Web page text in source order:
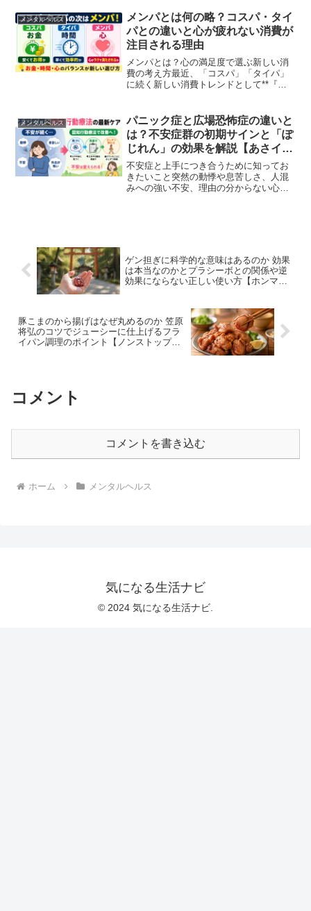
なり、こころの不調が起きやすい時期で
す。それでも「性格の問...
メンタルヘルス
メンパとは何の略？コスパ・タイ
パとの違いと心が疲れない消費が
注目される理由
メンパとは？心の満足度で選ぶ新しい消
費の考え方最近、「コスパ」「タイパ」
に続く新しい消費トレンドとして**『メ
や時間だけでなく「心の負担が少ない
か」「気持ちよく選べる...
メンタルヘルス
パニック症と広場恐怖症の違いと
は？不安症群の初期サインと「ぽ
じれん」の効果を解説【あさイチ
で話題】2026年5月7日
不安症と上手につき合うために知ってお
きたいこと突然の動悸や息苦しさ、人混
みへの強い不安、理由の分からない心配
ゲン担ぎに科学的な意味はあるのか 効果
は本当なのかとプラシーボとの関係や逆
効果にならない正しい使い方【ホンマで
豚こまのから揚げはなぜ丸めるのか 笠原
将弘のコツでジューシーに仕上げるフラ
イパン調理のポイント【ノンストップで
コメント
コメントを書き込む
ホーム メンタルヘルス
気になる生活ナビ
© 2024 気になる生活ナビ.